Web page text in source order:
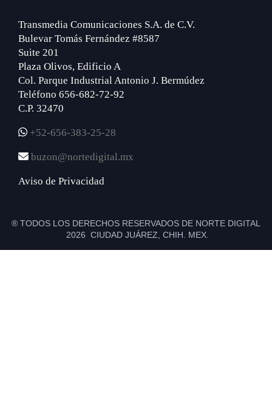
Transmedia Comunicaciones S.A. de C.V.
Bulevar Tomás Fernández #8587
Suite 201
Plaza Olivos, Edificio A
Col. Parque Industrial Antonio J. Bermúdez
Teléfono 656-682-72-92
C.P. 32470
+52-656-383-25-28
buzon@nortedigital.mx
Aviso de Privacidad
® TODOS LOS DERECHOS RESERVADOS DE NORTE DIGITAL
2026 CIUDAD JUÁREZ, CHIH. MEX.